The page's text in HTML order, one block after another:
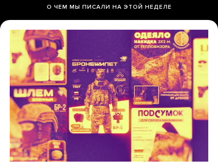
О ЧЕМ МЫ ПИСАЛИ НА ЭТОЙ НЕДЕЛЕ